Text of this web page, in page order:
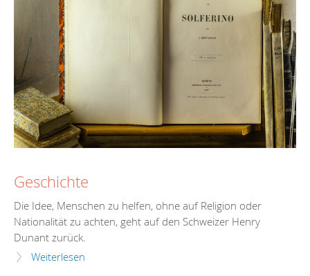
Geschichte
Die Idee, Menschen zu helfen, ohne auf Religion oder
Nationalität zu achten, geht auf den Schweizer Henry
Dunant zurück.
Weiterlesen